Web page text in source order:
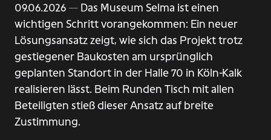
09.06.2026 — Das Museum Selma ist einen
wichtigen Schritt vorangekommen: Ein neuer
Lösungsansatz zeigt, wie sich das Projekt trotz
gestiegener Baukosten am ursprünglich
geplanten Standort in der Halle 70 in Köln-Kalk
realisieren lässt. Beim Runden Tisch mit allen
Beteiligten stieß dieser Ansatz auf breite
Zustimmung.